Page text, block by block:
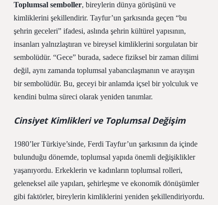
Toplumsal semboller, bireylerin dünya görüşünü ve
kimliklerini şekillendirir. Tayfur’un şarkısında geçen “bu
şehrin geceleri” ifadesi, aslında şehrin kültürel yapısının,
insanları yalnızlaştıran ve bireysel kimliklerini sorgulatan bir
sembolüdür. “Gece” burada, sadece fiziksel bir zaman dilimi
değil, aynı zamanda toplumsal yabancılaşmanın ve arayışın
bir sembolüdür. Bu, geceyi bir anlamda içsel bir yolculuk ve
kendini bulma süreci olarak yeniden tanımlar.
Cinsiyet Kimlikleri ve Toplumsal Değişim
1980’ler Türkiye’sinde, Ferdi Tayfur’un şarkısının da içinde
bulunduğu dönemde, toplumsal yapıda önemli değişiklikler
yaşanıyordu. Erkeklerin ve kadınların toplumsal rolleri,
geleneksel aile yapıları, şehirleşme ve ekonomik dönüşümler
gibi faktörler, bireylerin kimliklerini yeniden şekillendiriyordu.